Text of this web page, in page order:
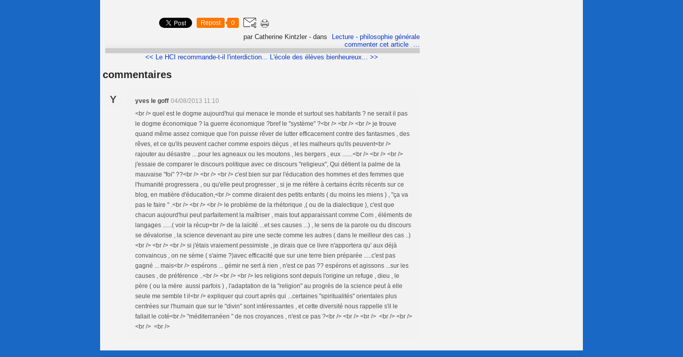
Repost 0
par Catherine Kintzler -dans
Lecture - philosophie générale
commenter cet article
<< Le HCI recommande-t-il l'interdiction...
L'école des élèves bienheureux... >>
commentaires
Y yves le goff 04/08/2013 11:10
<br /> quel est le dogme aujourd'hui qui menace le monde et surtout ses habitants ? ne serait il pas
le dogme économique ? la guerre économique ?bref le "système" ?<br /> <br /> <br /> je trouve
quand même assez comique que l'on puisse rêver de lutter efficacement contre des fantasmes , des
rêves, et ce qu'ils peuvent cacher comme espoirs déçus , et les malheurs qu'ils peuvent<br />
rajouter au désastre ....pour les agneaux ou les moutons , les bergers , eux .......<br /> <br /> <br />
j'essaie de comparer le discours politique avec ce discours "religieux", Qui détient la palme de la
mauvaise "foi" ??<br /> <br /> <br /> c'est bien sur par l'éducation des hommes et des femmes que
l'humanité progressera , ou qu'elle peut progresser , si je me réfère à certains écrits récents sur ce
blog, en matière d'éducation,<br /> comme diraient des petits enfants ( du moins les miens ) , "ça va
pas le faire " .<br /> <br /> <br /> le problème de la rhétorique ,( ou de la dialectique ), c'est que
chacun aujourd'hui peut parfaitement la maîtriser , mais tout apparaissant comme Com , éléments de
langages ......( voir la récup<br /> de la laïcité ...et ses causes ...) , le sens de la parole ou du discours
se dévalorise , la science devenant au pire une secte comme les autres ( dans le meilleur des cas ..)
<br /> <br /> <br /> si j'étais vraiement pessimiste , je dirais que ce livre n'apportera qu' aux déjà
convaincus , on ne sème ( s'aime ?)avec efficacité que sur une terre bien préparée .....c'est pas
gagné ... mais<br /> espérons ... gémir ne sert à rien , n'est ce pas ?? espérons et agissons ...sur les
causes , de préférence ..<br /> <br /> <br /> les religions sont depuis l'origine un refuge , dieu , le
père ( ou la mère aussi parfois ) , l'adaptation de la "religion" au progrès de la science peut à elle
seule me semble t il<br /> expliquer qui court après qui ...certaines "spiritualités" orientales plus
centrées sur l'humain que sur le "divin" sont intéressantes , et cette diversité nous rappelle s'il le
fallait le coté<br /> "méditerranéen " de nos croyances , n'est ce pas ?<br /> <br /> <br /> <br /> <br />
<br /> <br />